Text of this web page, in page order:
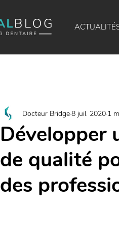
Développer
de qualité
des
Docteur Bridge8 juil. 2020 1